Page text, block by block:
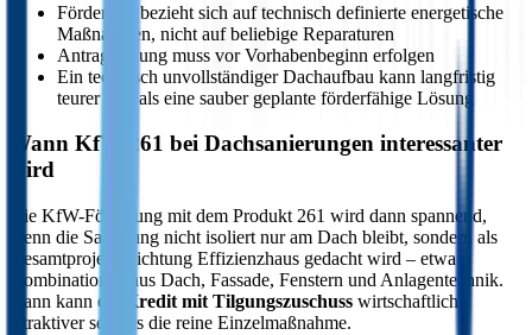
Förderung bezieht sich auf technisch definierte energetische
Maßnahmen, nicht auf beliebige Reparaturen
Antragstellung muss vor Vorhabenbeginn erfolgen
Ein technisch unvollständiger Dachaufbau kann langfristig
teurer sein als eine sauber geplante förderfähige Lösung
Wann KfW 261 bei Dachsanierungen interessanter
wird
Die KfW-Förderung mit dem Produkt 261 wird dann spannend,
wenn die Sanierung nicht isoliert nur am Dach bleibt, sondern als
Gesamtprojekt Richtung Effizienzhaus gedacht wird – etwa
Kombinationen aus Dach, Fassade, Fenstern und Anlagentechnik.
Dann kann ein
Kredit mit Tilgungszuschuss wirtschaftlich
attraktiver sein als die reine Einzelmaßnahme.